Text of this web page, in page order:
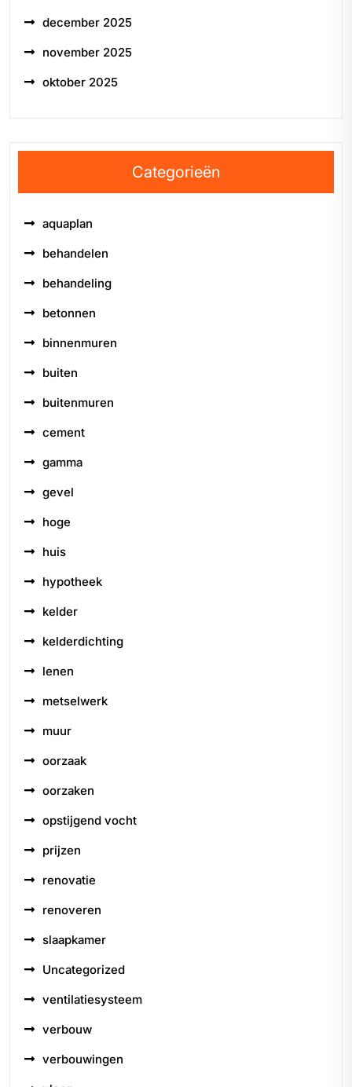
december 2025
november 2025
oktober 2025
Categorieën
aquaplan
behandelen
behandeling
betonnen
binnenmuren
buiten
buitenmuren
cement
gamma
gevel
hoge
huis
hypotheek
kelder
kelderdichting
lenen
metselwerk
muur
oorzaak
oorzaken
opstijgend vocht
prijzen
renovatie
renoveren
slaapkamer
Uncategorized
ventilatiesysteem
verbouw
verbouwingen